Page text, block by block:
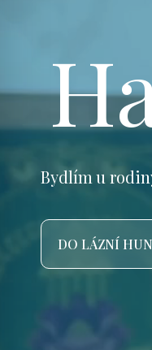
Bydlím u
DO LÁZNÍ